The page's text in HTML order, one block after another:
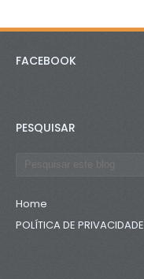
FACEBOOK
PESQUISAR
Home
POLÍTICA DE PRIVACIDADE